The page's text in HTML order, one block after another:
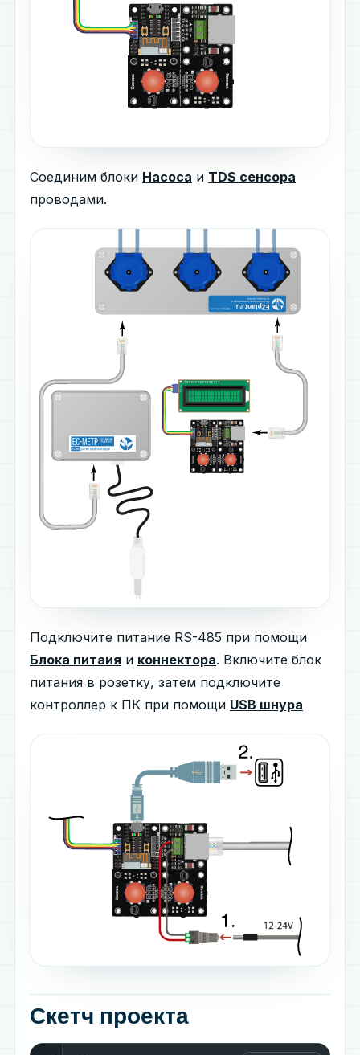
Соединим блоки Насоса и TDS сенсора
проводами.
Подключите питание RS-485 при помощи
Блока питаия и коннектора. Включите блок
питания в розетку, затем подключите
контроллер к ПК при помощи USB шнура
Скетч проекта